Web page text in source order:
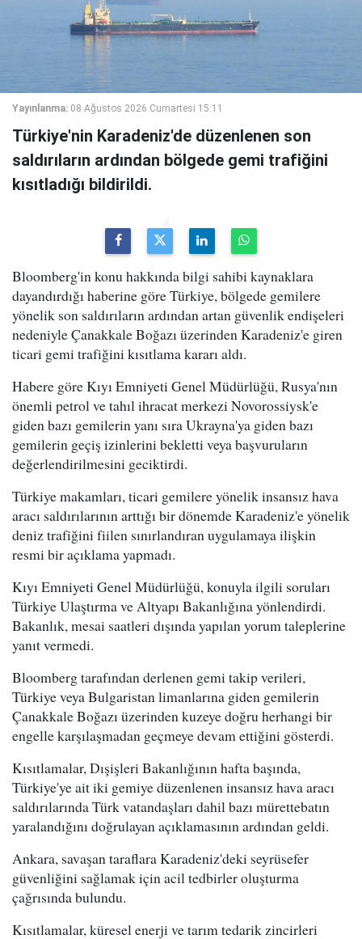
Yayınlanma: 08 Ağustos 2026 Cumartesi 15:11
Türkiye'nin Karadeniz'de düzenlenen son
saldırıların ardından bölgede gemi trafiğini
kısıtladığı bildirildi.
Bloomberg'in konu hakkında bilgi sahibi kaynaklara
dayandırdığı haberine göre Türkiye, bölgede gemilere
yönelik son saldırıların ardından artan güvenlik endişeleri
nedeniyle Çanakkale Boğazı üzerinden Karadeniz'e giren
ticari gemi trafiğini kısıtlama kararı aldı.
Habere göre Kıyı Emniyeti Genel Müdürlüğü, Rusya'nın
önemli petrol ve tahıl ihracat merkezi Novorossiysk'e
giden bazı gemilerin yanı sıra Ukrayna'ya giden bazı
gemilerin geçiş izinlerini bekletti veya başvuruların
değerlendirilmesini geciktirdi.
Türkiye makamları, ticari gemilere yönelik insansız hava
aracı saldırılarının arttığı bir dönemde Karadeniz'e yönelik
deniz trafiğini fiilen sınırlandıran uygulamaya ilişkin
resmi bir açıklama yapmadı.
Kıyı Emniyeti Genel Müdürlüğü, konuyla ilgili soruları
Türkiye Ulaştırma ve Altyapı Bakanlığına yönlendirdi.
Bakanlık, mesai saatleri dışında yapılan yorum taleplerine
yanıt vermedi.
Bloomberg tarafından derlenen gemi takip verileri,
Türkiye veya Bulgaristan limanlarına giden gemilerin
Çanakkale Boğazı üzerinden kuzeye doğru herhangi bir
engelle karşılaşmadan geçmeye devam ettiğini gösterdi.
Kısıtlamalar, Dışişleri Bakanlığının hafta başında,
Türkiye'ye ait iki gemiye düzenlenen insansız hava aracı
saldırılarında Türk vatandaşları dahil bazı mürettebatın
yaralandığını doğrulayan açıklamasının ardından geldi.
Ankara, savaşan taraflara Karadeniz'deki seyrüsefer
güvenliğini sağlamak için acil tedbirler oluşturma
çağrısında bulundu.
Kısıtlamalar, küresel enerji ve tarım tedarik zincirleri